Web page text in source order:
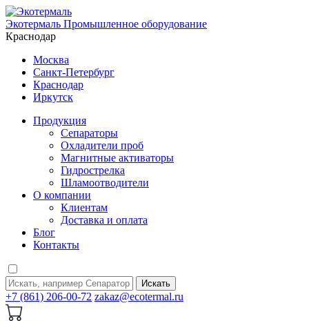
Экотермаль Промышленное оборудование
Краснодар
Москва
Санкт-Петербург
Краснодар
Иркутск
Продукция
Сепараторы
Охладители проб
Магнитные активаторы
Гидрострелка
Шламоотводители
О компании
Клиентам
Доставка и оплата
Блог
Контакты
Искать
+7 (861) 206-00-72 zakaz@ecotermal.ru